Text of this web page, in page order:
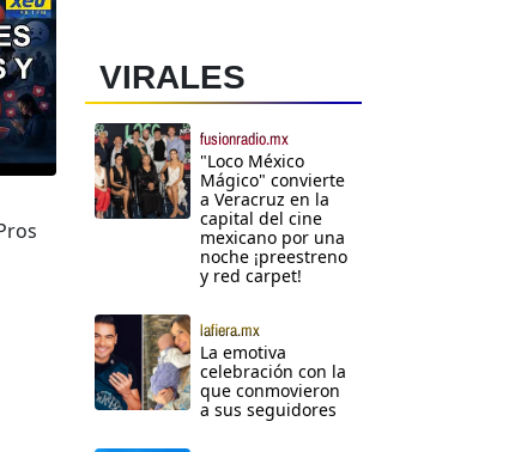
VIRALES
fusionradio.mx
"Loco México
Mágico" convierte
a Veracruz en la
capital del cine
mexicano por una
noche ¡preestreno
y red carpet!
lafiera.mx
La emotiva
celebración con la
que conmovieron
a sus seguidores